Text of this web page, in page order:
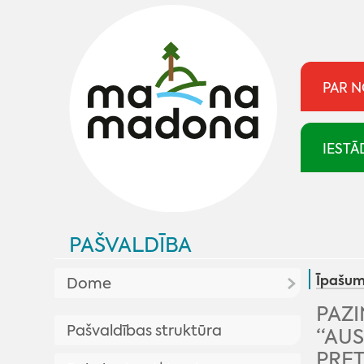
PAR
PAŠVALDĪBA
Dome
Aktualitātes pašvaldībā
Pašvaldības struktūra